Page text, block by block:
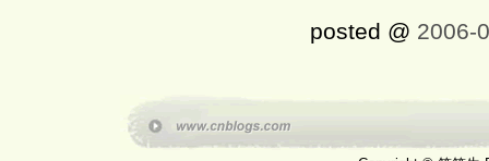
posted @ 2006-